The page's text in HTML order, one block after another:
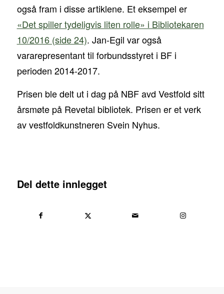
også fram i disse artiklene. Et eksempel er
«Det spiller tydeligvis liten rolle» i Bibliotekaren
10/2016 (side 24). Jan-Egil var også
vararepresentant til forbundsstyret i BF i
perioden 2014-2017.
Prisen ble delt ut i dag på NBF avd Vestfold sitt
årsmøte på Revetal bibliotek. Prisen er et verk
av vestfoldkunstneren Svein Nyhus.
Del dette innlegget